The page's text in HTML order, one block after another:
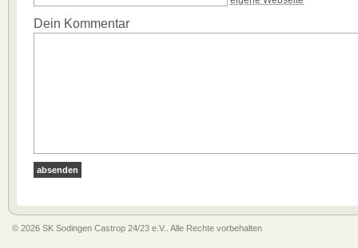
Dein Kommentar
© 2026 SK Sodingen Castrop 24/23 e.V.. Alle Rechte vorbehalten